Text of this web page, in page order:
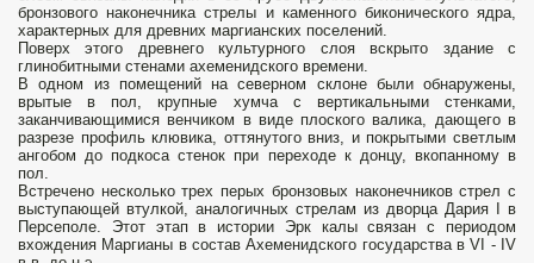
бронзового наконечника стрелы и каменного биконического ядра,
характерных для древних маргианских поселений.
Поверх этого древнего культурного слоя вскрыто здание с
глинобитными стенами ахеменидского времени.
В одном из помещений на северном склоне были обнаружены,
врытые в пол, крупные хумча с вертикальными стенками,
заканчивающимися венчиком в виде плоского валика, дающего в
разрезе профиль клювика, оттянутого вниз, и покрытыми светлым
ангобом до подкоса стенок при переходе к донцу, вкопанному в
пол.
Встречено несколько трех перых бронзовых наконечников стрел с
выступающей втулкой, аналогичных стрелам из дворца Дария I в
Персеполе. Этот этап в истории Эрк калы связан с периодом
вхождения Маргианы в состав Ахеменидского государства в VI - IV